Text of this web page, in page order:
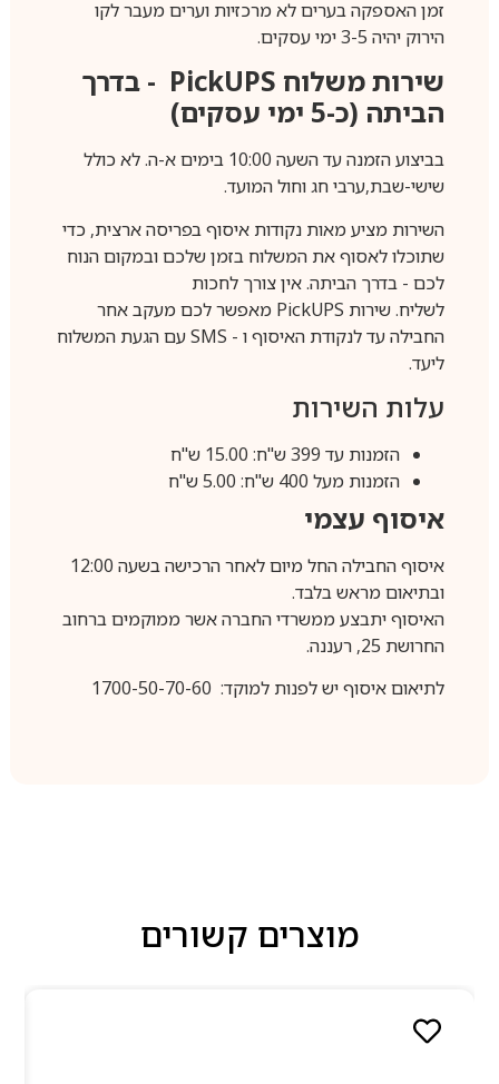
זמן האספקה בערים לא מרכזיות וערים מעבר לקו
הירוק יהיה 3-5 ימי עסקים.
שירות משלוח PickUPS- בדרך
הביתה (כ-5 ימי עסקים)
בביצוע הזמנה עד השעה 10:00 בימים א-ה. לא כולל
שישי-שבת,ערבי חג וחול המועד.
השירות מציע מאות נקודות איסוף בפריסה ארצית, כדי
שתוכלו לאסוף את המשלוח בזמן שלכם ובמקום הנוח
לכם - בדרך הביתה. אין צורך לחכות
לשליח. שירות PickUPSמאפשר לכם מעקב אחר
החבילה עד לנקודת האיסוף ו - SMSעם הגעת המשלוח
ליעד.
עלות השירות
הזמנות עד 399 ש"ח: 15.00 ש"ח
הזמנות מעל 400 ש"ח: 5.00 ש"ח
איסוף עצמי
איסוף החבילה החל מיום לאחר הרכישה בשעה 12:00
ובתיאום מראש בלבד.
האיסוף יתבצע ממשרדי החברה אשר ממוקמים ברחוב
החרושת 25, רעננה.
לתיאום איסוף יש לפנות למוקד: 1700-50-70-60
מוצרים קשורים